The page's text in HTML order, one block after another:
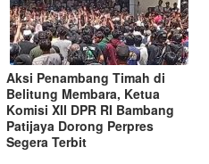
Aksi Penambang Timah di
Belitung Membara, Ketua
Komisi XII DPR RI Bambang
Patijaya Dorong Perpres
Segera Terbit